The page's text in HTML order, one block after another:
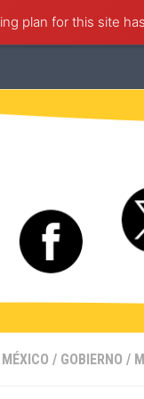
plan for this siteNacional
/ GOBIERNO /